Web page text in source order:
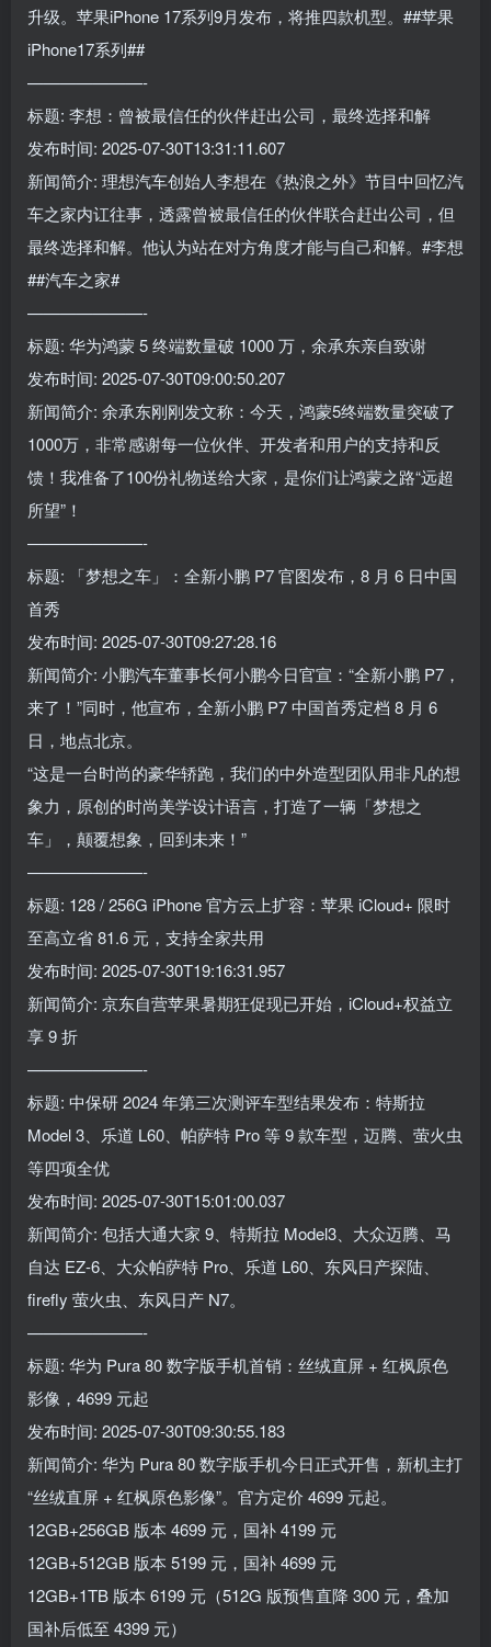
升级。苹果iPhone 17系列9月发布，将推四款机型。##苹果
iPhone17系列##
———————-
标题: 李想：曾被最信任的伙伴赶出公司，最终选择和解
发布时间: 2025-07-30T13:31:11.607
新闻简介: 理想汽车创始人李想在《热浪之外》节目中回忆汽
车之家内讧往事，透露曾被最信任的伙伴联合赶出公司，但
最终选择和解。他认为站在对方角度才能与自己和解。#李想
##汽车之家#
———————-
标题: 华为鸿蒙 5 终端数量破 1000 万，余承东亲自致谢
发布时间: 2025-07-30T09:00:50.207
新闻简介: 余承东刚刚发文称：今天，鸿蒙5终端数量突破了
1000万，非常感谢每一位伙伴、开发者和用户的支持和反
馈！我准备了100份礼物送给大家，是你们让鸿蒙之路“远超
所望”！
———————-
标题: 「梦想之车」：全新小鹏 P7 官图发布，8 月 6 日中国
首秀
发布时间: 2025-07-30T09:27:28.16
新闻简介: 小鹏汽车董事长何小鹏今日官宣：“全新小鹏 P7，
来了！”同时，他宣布，全新小鹏 P7 中国首秀定档 8 月 6
日，地点北京。
“这是一台时尚的豪华轿跑，我们的中外造型团队用非凡的想
象力，原创的时尚美学设计语言，打造了一辆「梦想之
车」，颠覆想象，回到未来！”
———————-
标题: 128 / 256G iPhone 官方云上扩容：苹果 iCloud+ 限时
至高立省 81.6 元，支持全家共用
发布时间: 2025-07-30T19:16:31.957
新闻简介: 京东自营苹果暑期狂促现已开始，iCloud+权益立
享 9 折
———————-
标题: 中保研 2024 年第三次测评车型结果发布：特斯拉
Model 3、乐道 L60、帕萨特 Pro 等 9 款车型，迈腾、萤火虫
等四项全优
发布时间: 2025-07-30T15:01:00.037
新闻简介: 包括大通大家 9、特斯拉 Model3、大众迈腾、马
自达 EZ-6、大众帕萨特 Pro、乐道 L60、东风日产探陆、
firefly 萤火虫、东风日产 N7。
———————-
标题: 华为 Pura 80 数字版手机首销：丝绒直屏 + 红枫原色
影像，4699 元起
发布时间: 2025-07-30T09:30:55.183
新闻简介: 华为 Pura 80 数字版手机今日正式开售，新机主打
“丝绒直屏 + 红枫原色影像”。官方定价 4699 元起。
12GB+256GB 版本 4699 元，国补 4199 元
12GB+512GB 版本 5199 元，国补 4699 元
12GB+1TB 版本 6199 元（512G 版预售直降 300 元，叠加
国补后低至 4399 元）